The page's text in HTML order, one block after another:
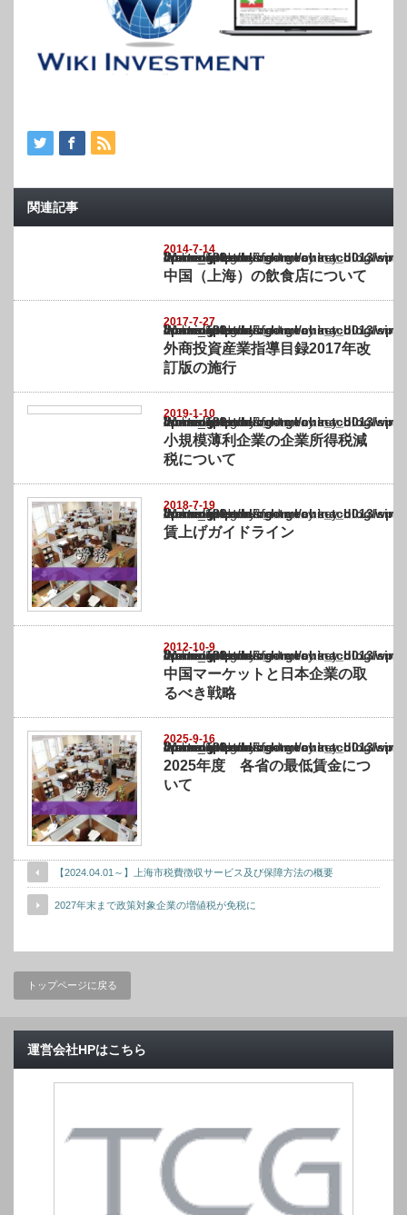
関連記事
2014-7-14
Warning
: Undefined array key "show_category" in
/home/netst/kuno-cpa.co.jp/public_html/china_blog/wp-content/themes/
on line183
中国（上海）の飲食店について
2017-7-27
Warning
: Undefined array key "show_category" in
/home/netst/kuno-cpa.co.jp/public_html/china_blog/wp-content/themes/
on line183
外商投資産業指導目録2017年改
訂版の施行
2019-1-10
Warning
: Undefined array key "show_category" in
/home/netst/kuno-cpa.co.jp/public_html/china_blog/wp-content/themes/
on line183
小規模薄利企業の企業所得税減
税について
2018-7-19
Warning
: Undefined array key "show_category" in
/home/netst/kuno-cpa.co.jp/public_html/china_blog/wp-content/themes/
on line183
賃上げガイドライン
2012-10-9
Warning
: Undefined array key "show_category" in
/home/netst/kuno-cpa.co.jp/public_html/china_blog/wp-content/themes/
on line183
中国マーケットと日本企業の取
るべき戦略
2025-9-16
Warning
: Undefined array key "show_category" in
/home/netst/kuno-cpa.co.jp/public_html/china_blog/wp-content/themes/
on line183
2025年度 各省の最低賃金につ
いて
【2024.04.01～】上海市税費徴収サービス及び保障方法の概要
2027年末まで政策対象企業の増値税が免税に
トップページに戻る
運営会社HPはこちら